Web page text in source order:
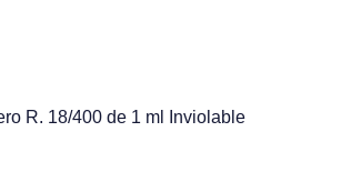
R. 18/400 de 1 ml Inviolable